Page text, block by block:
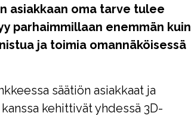
asiakkaan oma tarve tulee
parhaimmillaan enemmän kuin
ja toimia omannäköisessä
säätiön asiakkaat ja
kehittivät yhdessä 3D-